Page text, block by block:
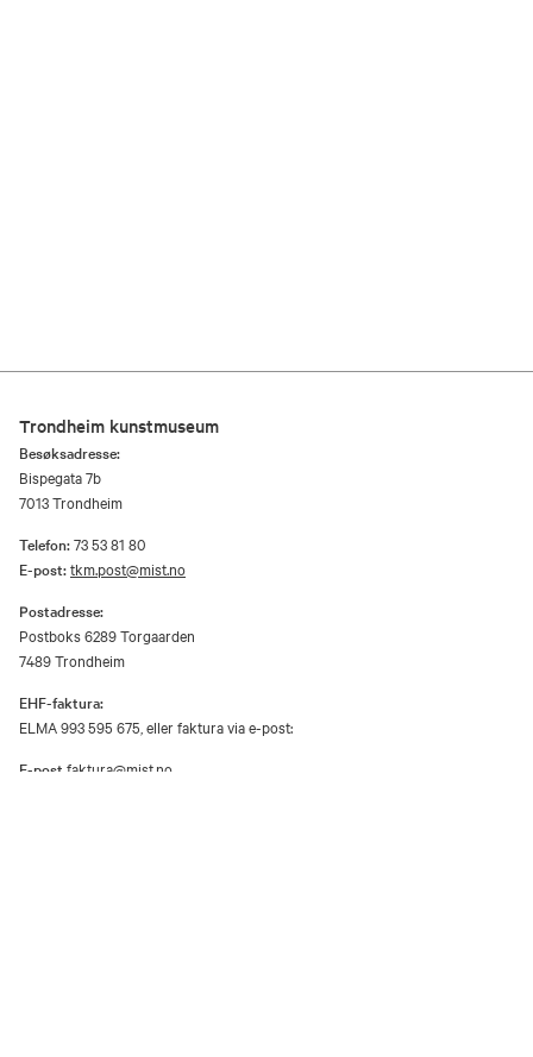
Trondheim kunstmuseum
Besøksadresse:
Bispegata 7b
7013 Trondheim
Telefon:73 53 81 80
E-post:tkm.post@mist.no
Postadresse:
Postboks 6289 Torgaarden
7489 Trondheim
EHF-faktura:
ELMA 993 595 675, eller faktura via e-post:
E-post faktura@mist.no